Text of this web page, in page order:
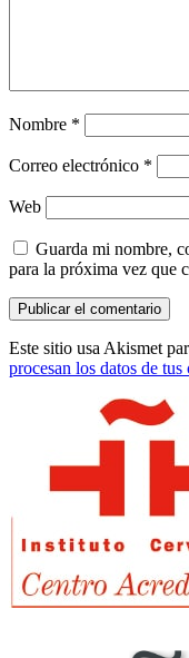
Nombre *
Correo electrónico *
Web
Guarda mi nombre,
para la próxima vez que
Este sitio usa Akismet
procesan los datos de tus
principal